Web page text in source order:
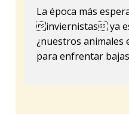
La época más
inviernistas ya
¿nuestros animales
para enfrentar